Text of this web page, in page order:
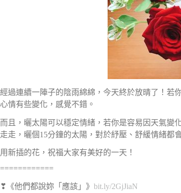
經過連續一陣子的陰雨綿綿，今天終於放晴了！若
心情有些變化，感覺不錯。
而且，曬太陽可以穩定情緒，若你是容易因天氣變
走走，曬個15分鐘的太陽，對於紓壓、舒緩情緒都
用新插的花，祝福大家有美好的一天！
============
❣ 《他們都說妳「應該」》 bit.ly/2GjJiaN